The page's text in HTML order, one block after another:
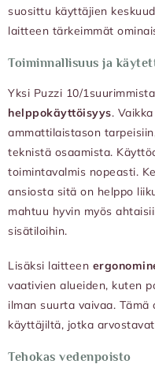
suosittu käyttäjien
laitteen tärkeimmät
Toiminnallisuus ja
Yksi Puzzi 10/
helppokäyttöisyys.
ammattilaistason
teknistä osaamista.
toimintavalmis nopeasti.
ansiosta sitä on helppo
mahtuu hyvin myös
sisätiloihin.
Lisäksi laitteen
vaativien alueiden, kuten
ilman suurta vaivaa.
käyttäjiltä, jotka
Tehokas vedenpoisto